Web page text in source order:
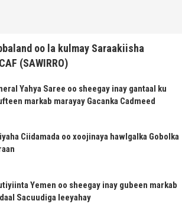
oo la kulmay Saraakiisha
(SAWIRRO)
Yahya Saree oo sheegay inay gantaal ku
markab marayay Gacanka Cadmeed
Ciidamada oo xoojinaya hawlgalka Gobolka
Yemen oo sheegay inay gubeen markab
Sacuudiga leeyahay